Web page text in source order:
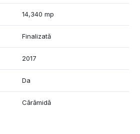
14,340 mp
Finalizată
2017
Da
Cărămidă